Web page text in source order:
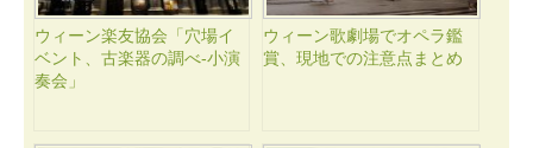
ウィーン楽友協会「穴場イ
ベント、古楽器の調べ-小演
奏会」
ウィーン歌劇場でオペラ鑑
賞、現地での注意点まとめ